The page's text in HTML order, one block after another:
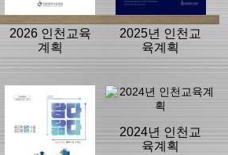
2026 인천교육
계획
2025년 인천교
육계획
2024년 인천교
육계획